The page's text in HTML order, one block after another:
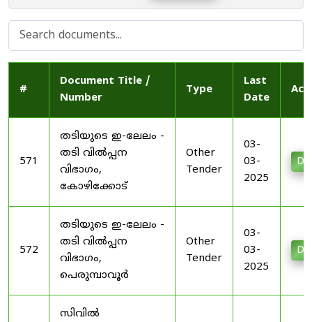
#
Document Title /
Number
Type
Last
Date
571
തടിയുടെ ഇ-ലേലം -
തടി വിൽപ്പന
വിഭാഗം,
കോഴിക്കോട്
Other
Tender
03-
03-
2025
572
തടിയുടെ ഇ-ലേലം -
തടി വിൽപ്പന
വിഭാഗം,
പെരുമ്പാവൂർ
Other
Tender
03-
03-
2025
സിവിൽ